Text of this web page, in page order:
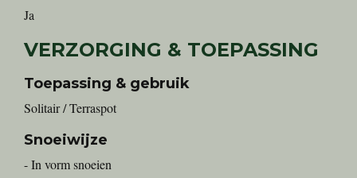
Ja
VERZORGING & TOEPASSING
Toepassing & gebruik
Solitair / Terraspot
Snoeiwijze
- In vorm snoeien